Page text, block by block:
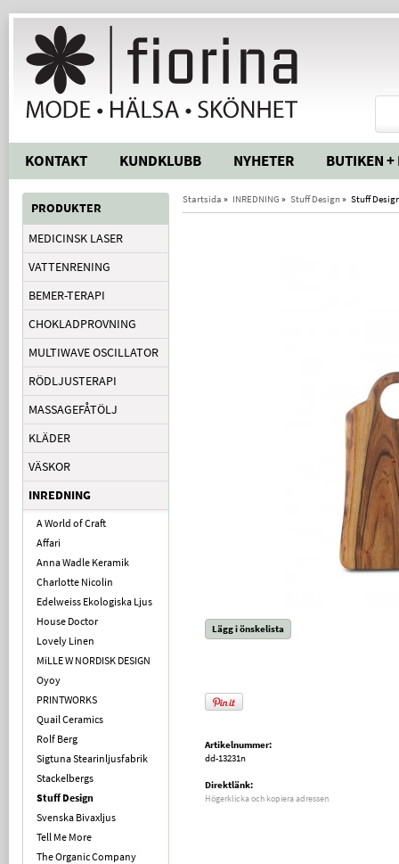
KONTAKT KUNDKLUBB NYHETER BUTIKEN +
PRODUKTER
MEDICINSK LASER
VATTENRENING
BEMER-TERAPI
CHOKLADPROVNING
MULTIWAVE OSCILLATOR
RÖDLJUSTERAPI
MASSAGEFÅTÖLJ
KLÄDER
VÄSKOR
INREDNING
A World of Craft
Affari
Anna Wadle Keramik
Charlotte Nicolin
Edelweiss Ekologiska Ljus
House Doctor
Lovely Linen
MiLLE W NORDISK DESIGN
Oyoy
PRINTWORKS
Quail Ceramics
Rolf Berg
Sigtuna Stearinljusfabrik
Stackelbergs
Stuff Design
Svenska Bivaxljus
Tell Me More
The Organic Company
Startsida » INREDNING » Stuff Design» Stuff
Lägg i önskelista
Artikelnummer:
dd-13231n
Direktlänk:
Högerklicka och kopiera adressen